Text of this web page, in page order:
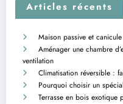
Articles récents
Maison passive et
Aménager une chambre
ventilation
Climatisation réversible :
Pourquoi choisir un
Terrasse en bois exotique